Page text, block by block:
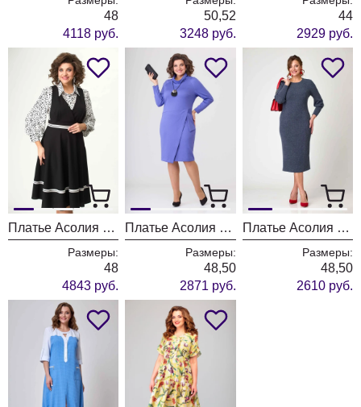
48
4118 руб.
50,52
3248 руб.
44
2929 руб.
Платье Асолия 2610
Размеры:
48
4843 руб.
Платье Асолия 2602
Размеры:
48,50
2871 руб.
Платье Асолия 2594/1
Размеры:
48,50
2610 руб.